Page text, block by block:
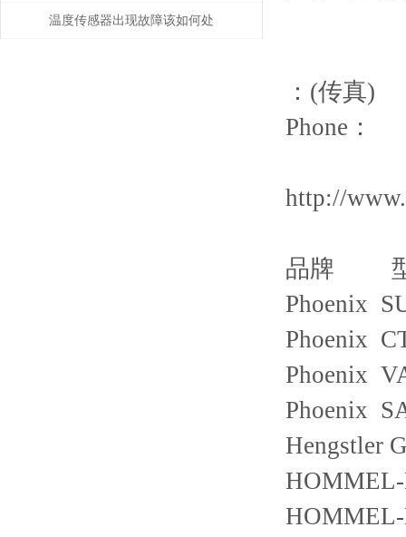
作原理
温度传感器出现故障该如何处
：(传真)
Phone：
http://
品牌
Phoenix
Phoenix
Phoenix
Phoenix
Hengstler